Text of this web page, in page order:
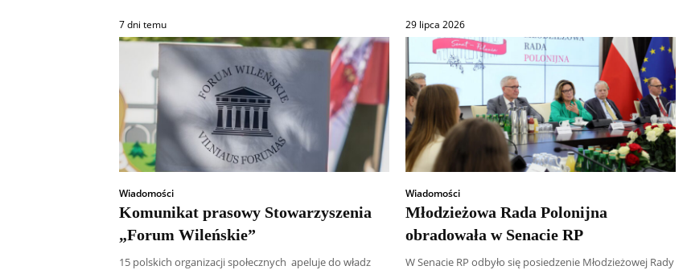
7 dni temu
Wiadomości
Komunikat prasowy Stowarzyszenia
„Forum Wileńskie”
15 polskich organizacji społecznych apeluje do władz
29 lipca 2026
Wiadomości
Młodzieżowa Rada Polonijna
obradowała w Senacie RP
W Senacie RP odbyło się posiedzenie Młodzieżowej Rady